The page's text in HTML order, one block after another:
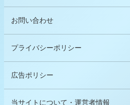
お問い合わせ
プライバシーポリシー
広告ポリシー
当サイトについて・運営者情報